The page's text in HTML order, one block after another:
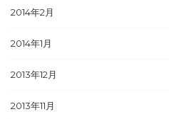
2014年2月
2014年1月
2013年12月
2013年11月